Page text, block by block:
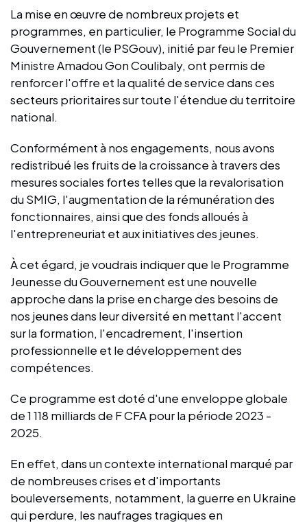
La mise en œuvre de nombreux projets et
programmes, en particulier, le Programme Social du
Gouvernement (le PSGouv), initié par feu le Premier
Ministre Amadou Gon Coulibaly, ont permis de
renforcer l'offre et la qualité de service dans ces
secteurs prioritaires sur toute l'étendue du territoire
national.
Conformément à nos engagements, nous avons
redistribué les fruits de la croissance à travers des
mesures sociales fortes telles que la revalorisation
du SMIG, l'augmentation de la rémunération des
fonctionnaires, ainsi que des fonds alloués à
l'entrepreneuriat et aux initiatives des jeunes.
À cet égard, je voudrais indiquer que le Programme
Jeunesse du Gouvernement est une nouvelle
approche dans la prise en charge des besoins de
nos jeunes dans leur diversité en mettant l'accent
sur la formation, l'encadrement, l'insertion
professionnelle et le développement des
compétences.
Ce programme est doté d'une enveloppe globale
de 1 118 milliards de F CFA pour la période 2023 -
2025.
En effet, dans un contexte international marqué par
de nombreuses crises et d'importants
bouleversements, notamment, la guerre en Ukraine
qui perdure, les naufrages tragiques en